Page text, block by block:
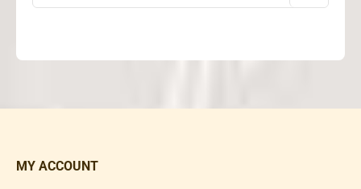
MY ACCOUNT